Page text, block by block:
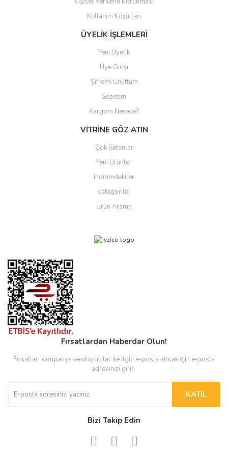
Gönder
Kullanım Koşulları
ÜYELİK İŞLEMLERİ
Yeni Üyelik
Üye Girişi
Şifremi Unuttum
Sepetim
Kargom Nerede?
VİTRİNE GÖZ ATIN
Çok Satanlar
Yeni Ürünler
İndirimdekiler
Kategoriler
Ürün Arama
Fırsatlardan Haberdar Olun!
Fırsatlar, kampanya ve duyurular ile ilgili e-posta almak için e-posta
adresinizi girin.
KATIL
Bizi Takip Edin